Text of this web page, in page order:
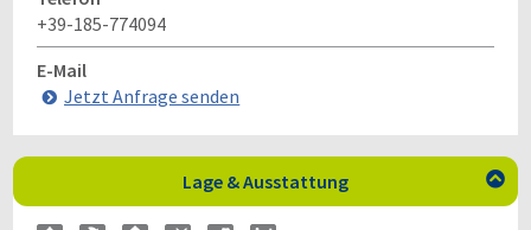
+39-185-774094
E-Mail
Jetzt Anfrage senden
Lage & Ausstattung 